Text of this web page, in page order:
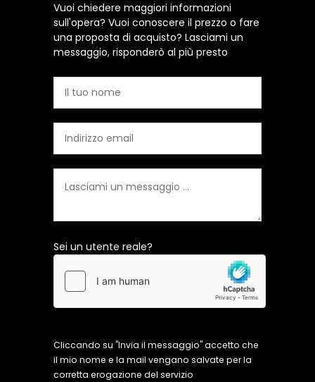
Vuoi chiedere maggiori informazioni
sull'opera? Vuoi conoscere il prezzo o fare
una proposta di acquisto? Lasciami un
messaggio, risponderò al più presto
Sei un utente reale?
Cliccando su "Invia il messaggio" accetto che
il mio nome e la mail vengano salvate per la
corretta erogazione del servizio